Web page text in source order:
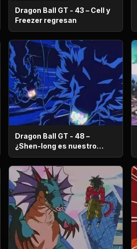
Dragon Ball GT - 43 – Cell y
Freezer regresan
Dragon Ball GT - 48 –
¿Shen-long es nuestro
enemigo?